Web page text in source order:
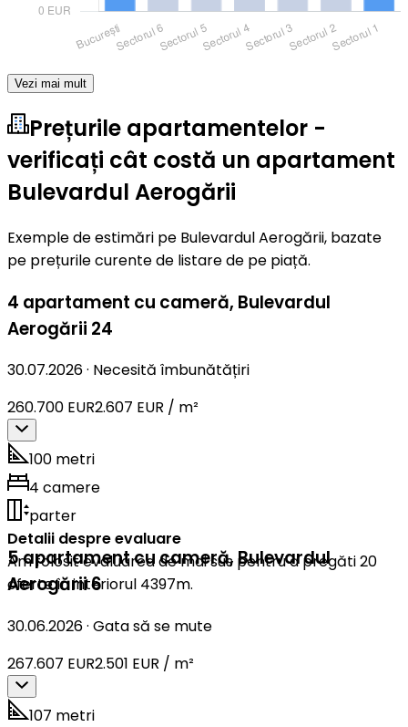
Vezi mai mult
Prețurile apartamentelor -
verificați cât costă un apartament
Bulevardul Aerogării
Exemple de estimări pe Bulevardul Aerogării, bazate
pe prețurile curente de listare de pe piață.
4 apartament cu cameră, Bulevardul
Aerogării 24
30.07.2026· Necesită îmbunătățiri
260.700 EUR2.607 EUR / m²
100 metri
4 camere
parter
Detalii despre evaluare
Am folosit evaluarea de mai sus pentru a pregăti 20
oferte în interiorul 4397m.
5 apartament cu cameră,Bulevardul
Aerogării 6
30.06.2026· Gata să se mute
267.607 EUR2.501 EUR / m²
107 metri